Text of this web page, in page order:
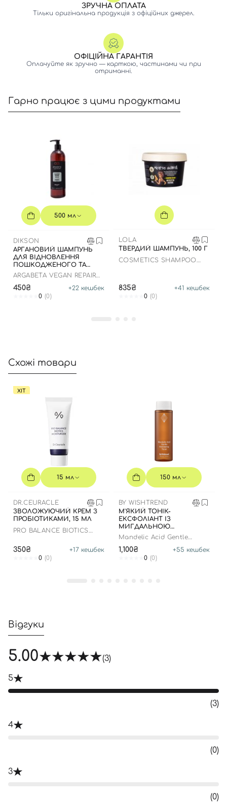
ЗРУЧНА ОПЛАТА
Тільки оригінальна продукція з офіційних джерел.
ОФІЦІЙНА ГАРАНТІЯ
Оплачуйте як зручно — карткою, частинами чи при
отриманні.
Гарно працює з цими продуктами
500 мл
DIKSON
АРГАНОВИЙ ШАМПУНЬ
ДЛЯ ВІДНОВЛЕННЯ
ПОШКОДЖЕНОГО ТА
ВОЛОССЯ, 500 МЛ
ARGABETA VEGAN REPAIR
450₴ +22 кешбек
0 (0)
LOLA
ТВЕРДИЙ ШАМПУНЬ, 100 Г
COSMETICS SHAMPOO
835₴ +41 кешбек
0 (0)
Схожі товари
ХІТ
15 мл
DR.CEURACLE
ЗВОЛОЖУЮЧИЙ КРЕМ З
ПРОБІОТИКАМИ, 15 МЛ
PRO BALANCE BIOTICS
350₴ +17 кешбек
0 (0)
150 мл
BY WISHTREND
М'ЯКИЙ ТОНІК-
ЕКСФОЛІАНТ ІЗ
МИГДАЛЬНОЮ
КИСЛОТОЮ, 150 МЛ
Mandelic Acid Gentle
1,100₴ +55 кешбек
0 (0)
Відгуки
5.00 (3)
5
(3)
4
(0)
3
(0)
Номер телефону
Відправляючи форму для авторизації/реєстрації ви
приймаєте умови
Угоди користувача
Увійти за допомогою e-mail